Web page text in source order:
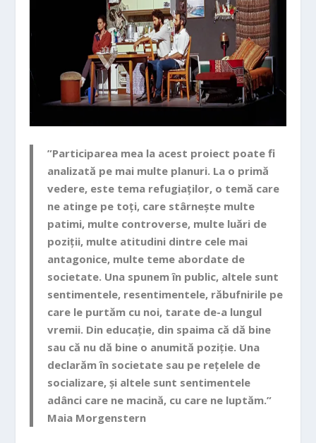
”Participarea mea la acest proiect poate fi
analizată pe mai multe planuri. La o primă
vedere, este tema refugiaților, o temă care
ne atinge pe toți, care stârnește multe
patimi, multe controverse, multe luări de
poziții, multe atitudini dintre cele mai
antagonice, multe teme abordate de
societate. Una spunem în public, altele sunt
sentimentele, resentimentele, răbufnirile pe
care le purtăm cu noi, tarate de-a lungul
vremii. Din educație, din spaima că dă bine
sau că nu dă bine o anumită poziție. Una
declarăm în societate sau pe rețelele de
socializare, și altele sunt sentimentele
adânci care ne macină, cu care ne luptăm.”
Maia Morgenstern